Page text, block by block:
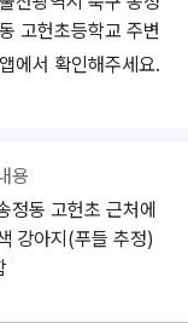
동 고헌초등학교 주변
앱에서 확인해주세요.
용
정동 고헌초 근처에
강아지(푸들 추정)